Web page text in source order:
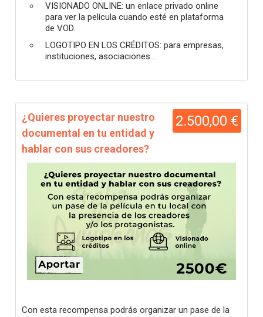
VISIONADO ONLINE: un enlace privado online
para ver la película cuando esté en plataforma
de VOD.
LOGOTIPO EN LOS CRÉDITOS: para empresas,
instituciones, asociaciones...
2.500,00 €
¿Quieres proyectar nuestro
documental en tu entidad y
hablar con sus creadores?
Con esta recompensa podrás organizar un pase de la